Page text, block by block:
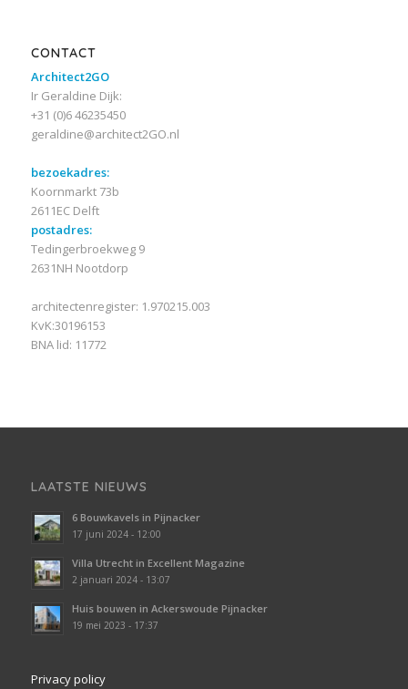
CONTACT
Architect2GO
Ir Geraldine Dijk:
+31 (0)6 46235450
geraldine@architect2GO.nl
bezoekadres:
Koornmarkt 73b
2611EC Delft
postadres:
Tedingerbroekweg 9
2631NH Nootdorp
architectenregister: 1.970215.003
KvK:30196153
BNA lid: 11772
LAATSTE NIEUWS
6 Bouwkavels in Pijnacker
17 juni 2024 - 12:00
Villa Utrecht in Excellent Magazine
2 januari 2024 - 13:07
Huis bouwen in Ackerswoude Pijnacker
19 mei 2023 - 17:37
Privacy policy